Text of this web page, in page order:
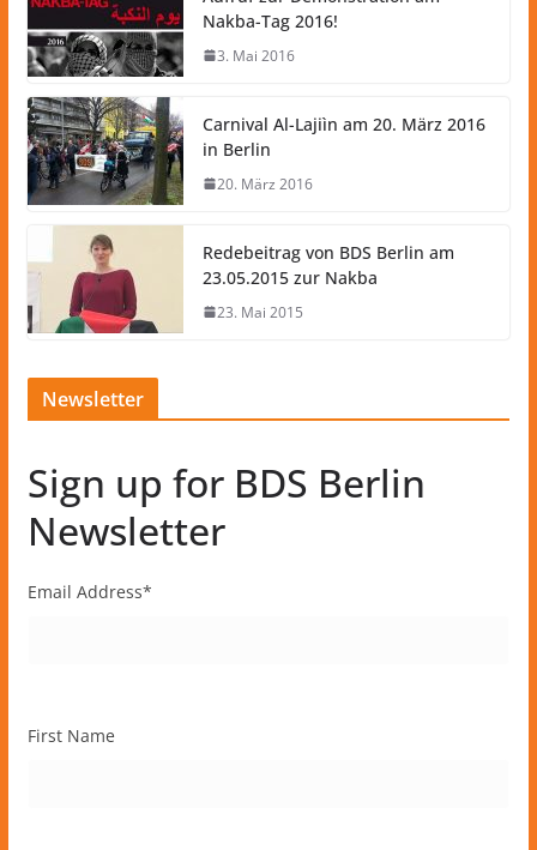
Nakba-Tag 2016!
3. Mai 2016
Carnival Al-Lajiìn am 20. März 2016
in Berlin
20. März 2016
Redebeitrag von BDS Berlin am
23.05.2015 zur Nakba
23. Mai 2015
Newsletter
Sign up for BDS Berlin
Newsletter
Email Address*
First Name